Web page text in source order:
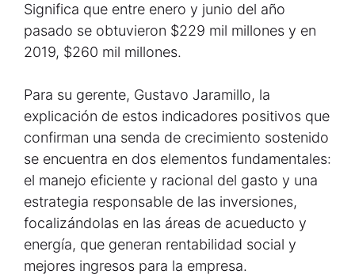
Significa que entre enero y junio del año
pasado se obtuvieron $229 mil millones y en
2019, $260 mil millones.
Para su gerente, Gustavo Jaramillo, la
explicación de estos indicadores positivos que
confirman una senda de crecimiento sostenido
se encuentra en dos elementos fundamentales:
el manejo eficiente y racional del gasto y una
estrategia responsable de las inversiones,
focalizándolas en las áreas de acueducto y
energía, que generan rentabilidad social y
mejores ingresos para la empresa.